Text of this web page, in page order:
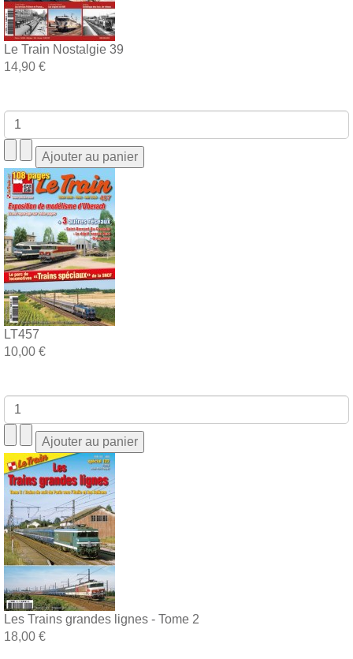
Le Train Nostalgie 39
14,90 €
LT457
10,00 €
Les Trains grandes lignes - Tome 2
18,00 €